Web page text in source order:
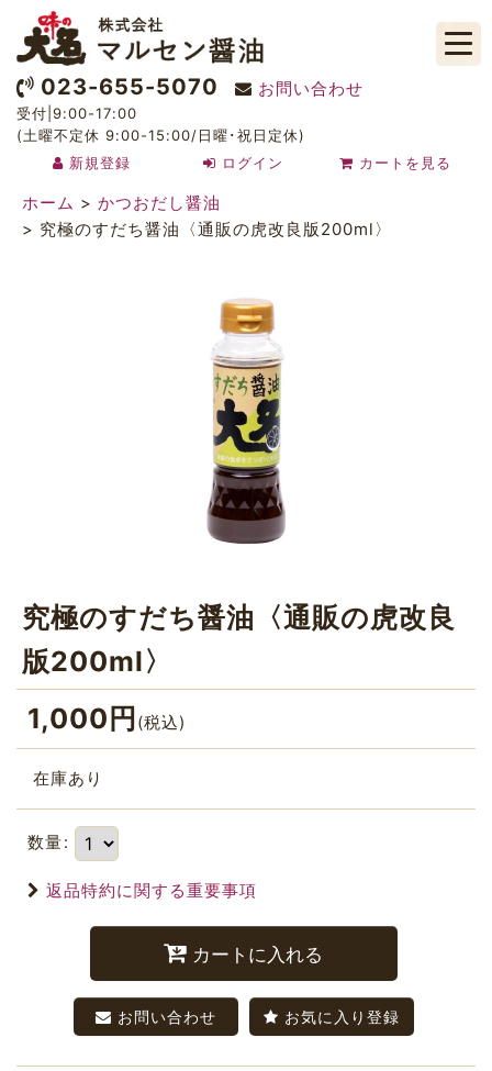
023-655-5070 お問い合わせ
受付|9:00-17:00
(土曜不定休 9:00-15:00/日曜･祝日定休)
新規登録
ログイン カートを見る
ホーム > かつおだし醤油
> 究極のすだち醤油〈通販の虎改良版200ml〉
究極のすだち醤油〈通販の虎改良
版200ml〉
1,000 円 (税込)
在庫あり
数量:
返品特約に関する重要事項
カートに入れる
お問い合わせ お気に入り登録